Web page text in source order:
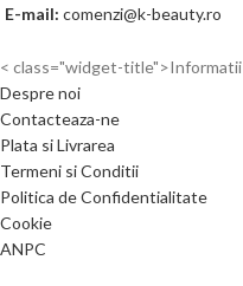
E-mail: comenzi@k-beauty.ro
< class="widget-title">Informatii
Despre noi
Contacteaza-ne
Plata si Livrarea
Termeni si Conditii
Politica de Confidentialitate
Cookie
ANPC